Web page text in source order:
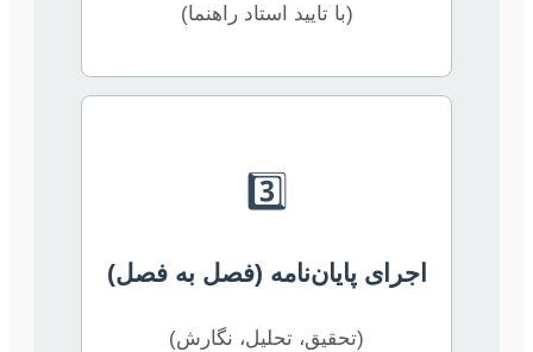
(با تایید استاد راهنما)
3️⃣
اجرای پایان‌نامه (فصل به فصل)
(تحقیق، تحلیل، نگارش)